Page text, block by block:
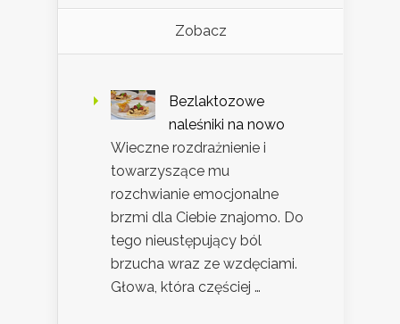
Zobacz
Bezlaktozowe
naleśniki na nowo
Wieczne rozdrażnienie i
towarzyszące mu
rozchwianie emocjonalne
brzmi dla Ciebie znajomo. Do
tego nieustępujący ból
brzucha wraz ze wzdęciami.
Głowa, która częściej …